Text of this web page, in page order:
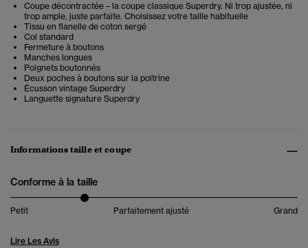
Coupe décontractée – la coupe classique Superdry. Ni trop ajustée, ni
trop ample, juste parfaite. Choisissez votre taille habituelle
Tissu en flanelle de coton sergé
Col standard
Fermeture à boutons
Manches longues
Poignets boutonnés
Deux poches à boutons sur la poitrine
Écusson vintage Superdry
Languette signature Superdry
Informations taille et coupe
Conforme à la taille
Petit Parfaitement ajusté Grand
Lire Les Avis